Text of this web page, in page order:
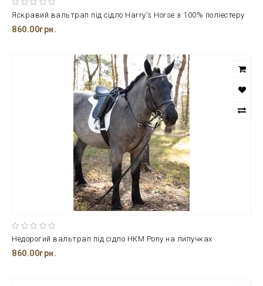
Яскравий вальтрап під сідло Harry's Horse з 100% поліестеру
860.00грн.
Недорогий вальтрап під сідло НКМ Pony на липучках
860.00грн.